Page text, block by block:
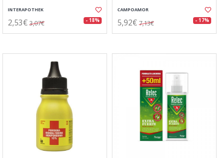
INTERAPOTHEK
2,53€ 3,07€ - 18%
CAMPOAMOR
5,92€ 7,13€ - 17%